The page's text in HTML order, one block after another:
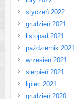
styczeń 2022
grudzień 2021
listopad 2021
październik 2021
wrzesień 2021
sierpień 2021
lipiec 2021
grudzień 2020